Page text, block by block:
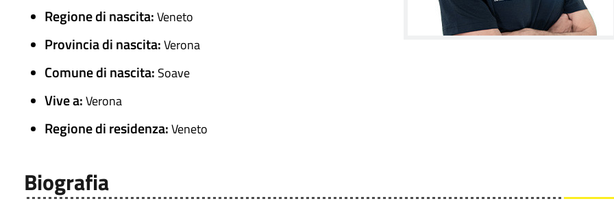
Regione di nascita:Veneto
Provincia di nascita:Verona
Comune di nascita: Soave
Vive a:Verona
Regione di residenza:Veneto
Biografia